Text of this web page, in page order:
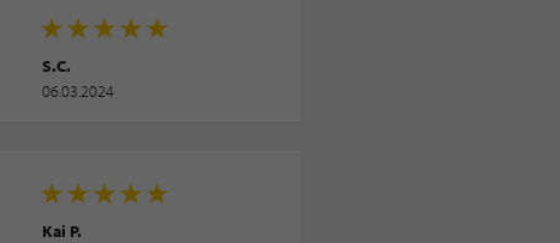
S.C.
06.03.2024
Kai P.